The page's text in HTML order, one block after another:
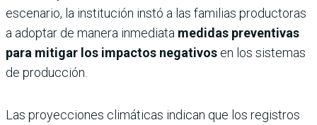
escenario, la institución instó a las familias productoras
a adoptar de manera inmediata medidas preventivas
para mitigar los impactos negativos en los sistemas
de producción.
Las proyecciones climáticas indican que los registros